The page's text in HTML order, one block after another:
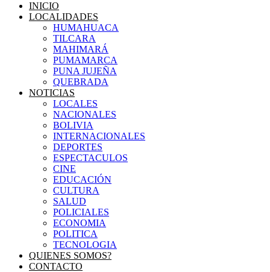
INICIO
LOCALIDADES
HUMAHUACA
TILCARA
MAHIMARÁ
PUMAMARCA
PUNA JUJEÑA
QUEBRADA
NOTICIAS
LOCALES
NACIONALES
BOLIVIA
INTERNACIONALES
DEPORTES
ESPECTACULOS
CINE
EDUCACIÓN
CULTURA
SALUD
POLICIALES
ECONOMIA
POLITICA
TECNOLOGIA
QUIENES SOMOS?
CONTACTO